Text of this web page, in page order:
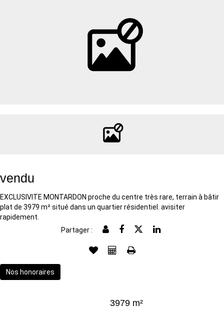
vendu
EXCLUSIVITE MONTARDON proche du centre très rare, terrain à bâtir
plat de 3979 m² situé dans un quartier résidentiel. avisiter
rapidement.
Partager :
Nos honoraires
3979 m²